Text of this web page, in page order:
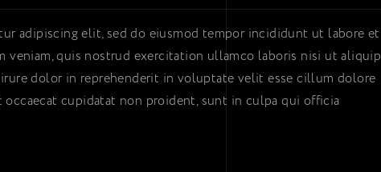
adipiscing elit, sed do eiusmod tempor incididunt ut labore et
veniam, quis nostrud exercitation ullamco laboris nisi ut aliquip
dolor in reprehenderit in voluptate velit esse cillum dolore
cupidatat non proident, sunt in culpa qui officia